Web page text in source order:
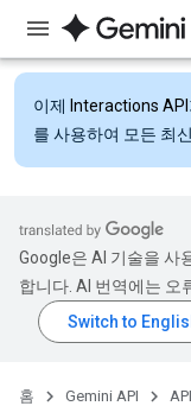
이제 Interactions API
를 사용하여 모든 최
Google은 AI 기술을 사
합니다. AI 번역에는 오
홈 Gemini API